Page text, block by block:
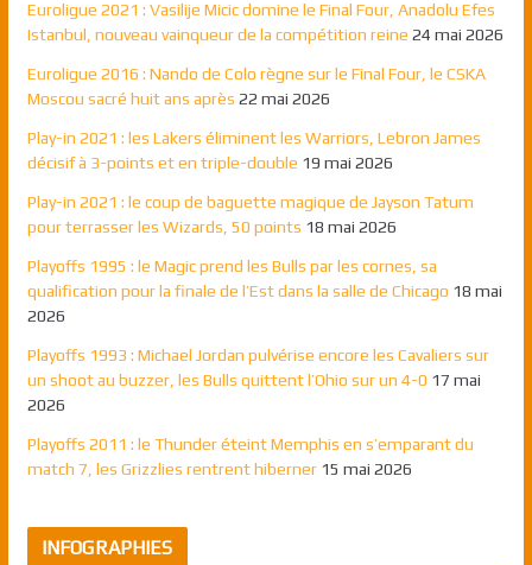
Euroligue 2021 : Vasilije Micic domine le Final Four, Anadolu Efes
Istanbul, nouveau vainqueur de la compétition reine 24 mai 2026
Euroligue 2016 : Nando de Colo règne sur le Final Four, le CSKA
Moscou sacré huit ans après 22 mai 2026
Play-in 2021 : les Lakers éliminent les Warriors, Lebron James
décisif à 3-points et en triple-double 19 mai 2026
Play-in 2021 : le coup de baguette magique de Jayson Tatum
pour terrasser les Wizards, 50 points 18 mai 2026
Playoffs 1995 : le Magic prend les Bulls par les cornes, sa
qualification pour la finale de l’Est dans la salle de Chicago 18 mai
2026
Playoffs 1993 : Michael Jordan pulvérise encore les Cavaliers sur
un shoot au buzzer, les Bulls quittent l’Ohio sur un 4-0 17 mai
2026
Playoffs 2011 : le Thunder éteint Memphis en s’emparant du
match 7, les Grizzlies rentrent hiberner 15 mai 2026
INFOGRAPHIES